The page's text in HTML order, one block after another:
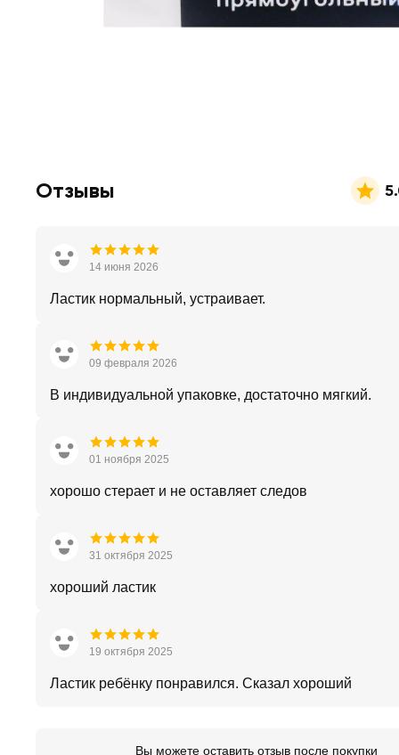
Отзывы
14 июня 2026
Ластик нормальный, устраивает.
09 февраля 2026
В индивидуальной упаковке, достаточно мягкий.
01 ноября 2025
хорошо стерает и не оставляет следов
31 октября 2025
хороший ластик
19 октября 2025
Ластик ребёнку понравился. Сказал хороший
Вы можете оставить отзыв после покупки